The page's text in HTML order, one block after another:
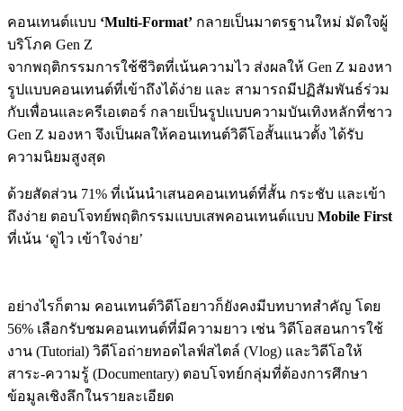
คอนเทนต์แบบ ‘Multi-Format’ กลายเป็นมาตรฐานใหม่ มัดใจผู้
บริโภค Gen Z
จากพฤติกรรมการใช้ชีวิตที่เน้นความไว ส่งผลให้ Gen Z มองหา
รูปแบบคอนเทนต์ที่เข้าถึงได้ง่าย และ สามารถมีปฏิสัมพันธ์ร่วม
กับเพื่อนและครีเอเตอร์ กลายเป็นรูปแบบความบันเทิงหลักที่ชาว
Gen Z มองหา จึงเป็นผลให้คอนเทนต์วิดีโอสั้นแนวตั้ง ได้รับ
ความนิยมสูงสุด
ด้วยสัดส่วน 71% ที่เน้นนำเสนอคอนเทนต์ที่สั้น กระชับ และเข้า
ถึงง่าย ตอบโจทย์พฤติกรรมแบบเสพคอนเทนต์แบบ Mobile First
ที่เน้น ‘ดูไว เข้าใจง่าย’
อย่างไรก็ตาม คอนเทนต์วิดีโอยาวก็ยังคงมีบทบาทสำคัญ โดย
56% เลือกรับชมคอนเทนต์ที่มีความยาว เช่น วิดีโอสอนการใช้
งาน (Tutorial) วิดีโอถ่ายทอดไลฟ์สไตล์ (Vlog) และวิดีโอให้
สาระ-ความรู้ (Documentary) ตอบโจทย์กลุ่มที่ต้องการศึกษา
ข้อมูลเชิงลึกในรายละเอียด